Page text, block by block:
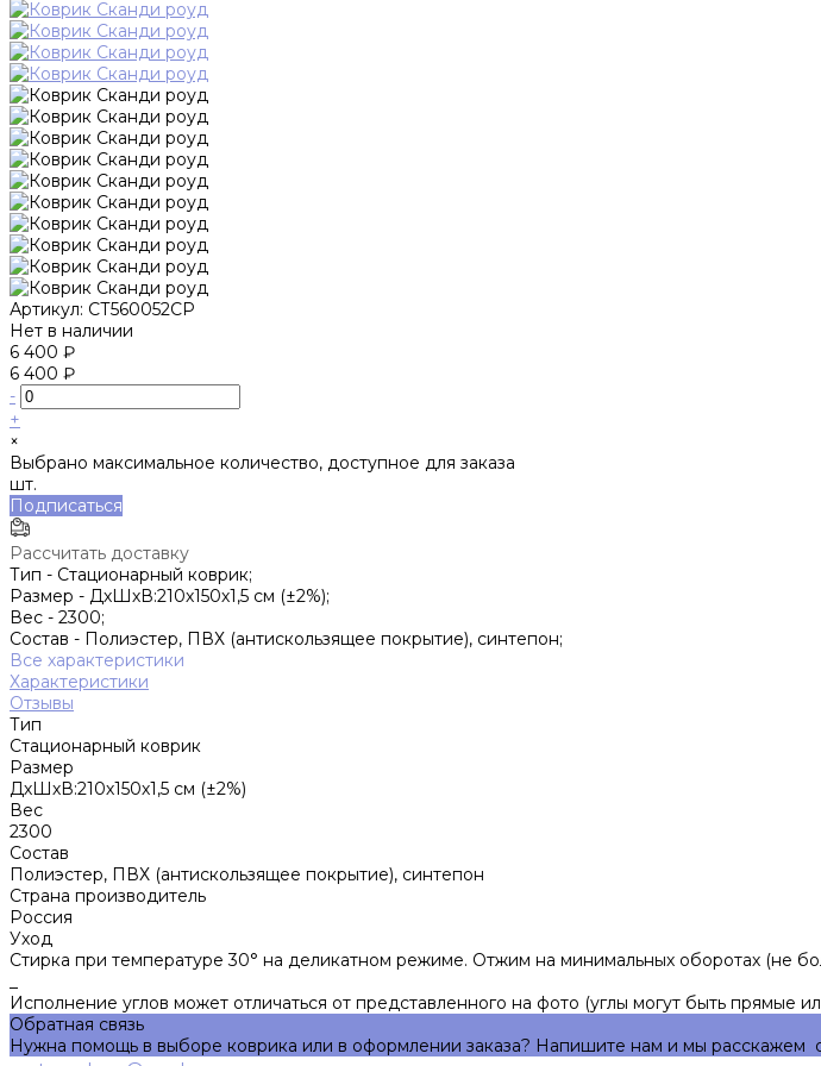
Артикул: СТ560052СР
Нет в наличии
6 400 ₽
6 400 ₽
-
+
×
Выбрано максимальное количество, доступное для заказа
шт.
Подписаться
Рассчитать доставку
Тип - Стационарный коврик;
Размер - ДхШхВ:210х150х1,5 см (±2%);
Вес - 2300;
Состав - Полиэстер, ПВХ (антискользящее покрытие), синтепон;
Все характеристики
Характеристики
Отзывы
Тип
Стационарный коврик
Размер
ДхШхВ:210х150х1,5 см (±2%)
Вес
2300
Состав
Полиэстер, ПВХ (антискользящее покрытие), синтепон
Страна производитель
Россия
Уход
Стирка при температуре 30° на деликатном режиме. Отжим на минимальных оборотах (не
Исполнение углов может отличаться от представленного на фото (углы могут быть прямые
Обратная связь
Нужна помощь в выборе коврика или в оформлении заказа? Напишите нам и мы расскажем